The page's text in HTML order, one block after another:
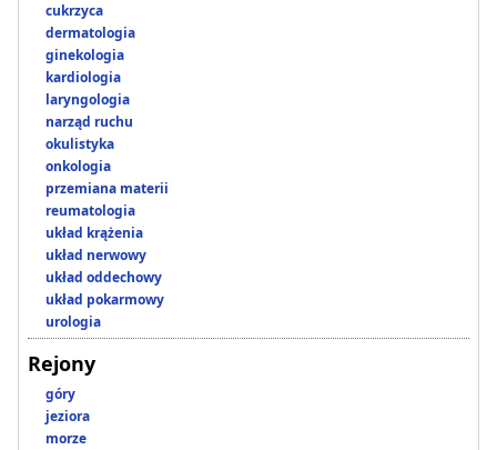
cukrzyca
dermatologia
ginekologia
kardiologia
laryngologia
narząd ruchu
okulistyka
onkologia
przemiana materii
reumatologia
układ krążenia
układ nerwowy
układ oddechowy
układ pokarmowy
urologia
Rejony
góry
jeziora
morze